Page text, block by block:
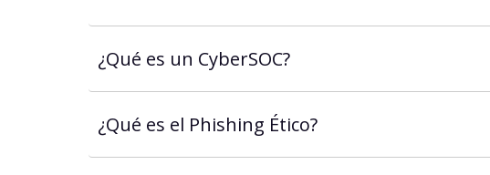
¿Qué es un CyberSOC?
¿Qué es el Phishing Ético?